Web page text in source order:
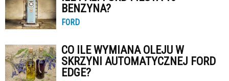
BENZYNA?
FORD
CO ILE WYMIANA OLEJU W
SKRZYNI AUTOMATYCZNEJ FORD
EDGE?